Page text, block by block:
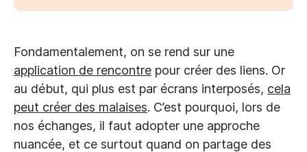
Fondamentalement, on se rend sur une
application de rencontre pour créer des liens. Or
au début, qui plus est par écrans interposés, cela
peut créer des malaises. C’est pourquoi, lors de
nos échanges, il faut adopter une approche
nuancée, et ce surtout quand on partage des